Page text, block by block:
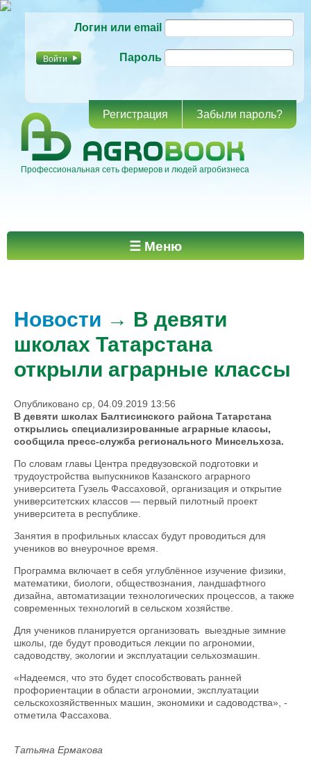
основному
Логин или email
Пароль
Регистрация Забыли пароль?
Профессиональная сеть фермеров и людей агробизнеса
Главное меню ☰ Меню
Новости → В девяти
школах Татарстана
открыли аграрные классы
Опубликовано ср, 04.09.2019 13:56
В девяти школах Балтисинского района Татарстана
открылись специализированные аграрные классы,
сообщила пресс-служба регионального Минсельхоза.
По словам главы Центра предвузовской подготовки и
трудоустройства выпускников Казанского аграрного
университета Гузель Фассаховой, организация и открытие
университетских классов — первый пилотный проект
университета в республике.
Занятия в профильных классах будут проводиться для
учеников во внеурочное время.
Программа включает в себя углублённое изучение физики,
математики, биологи, обществознания, ландшафтного
дизайна, автоматизации технологических процессов, а также
современных технологий в сельском хозяйстве.
Для учеников планируется организовать выездные зимние
школы, где будут проводиться лекции по агрономии,
садоводству, экологии и эксплуатации сельхозмашин.
«Надеемся, что это будет способствовать ранней
профориентации в области агрономии, эксплуатации
сельскохозяйственных машин, экономики и садоводства», -
отметила Фассахова.
Татьяна Ермакова